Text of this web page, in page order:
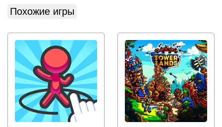
Похожие игры